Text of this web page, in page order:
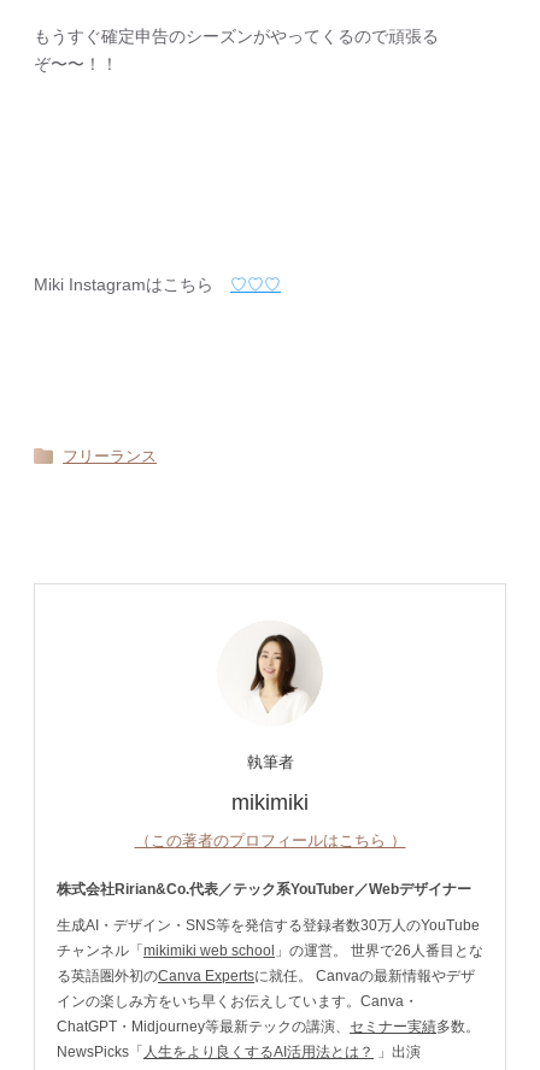
もうすぐ確定申告のシーズンがやってくるので頑張る
ぞ〜〜！！
Miki Instagramはこちら ♡♡♡
フリーランス
執筆者
mikimiki
（この著者のプロフィールはこちら ）
株式会社Ririan&Co.代表／テック系YouTuber／Webデザイナー
生成AI・デザイン・SNS等を発信する登録者数30万人のYouTube
チャンネル「mikimiki web school 」の運営。 世界で26人番目とな
る英語圏外初のCanva Expertsに就任。 Canvaの最新情報やデザ
インの楽しみ方をいち早くお伝えしています。Canva・
ChatGPT・Midjourney等最新テックの講演、 セミナー実績多数。
NewsPicks「 人生をより良くするAI活用法とは？ 」出演